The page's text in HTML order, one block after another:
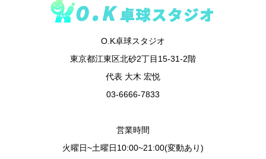
O.K卓球スタジオ
東京都江東区北砂2丁目15-31-2階
代表 大木 宏悦
03-6666-7833
営業時間
火曜日~土曜日10:00~21:00(変動あり)